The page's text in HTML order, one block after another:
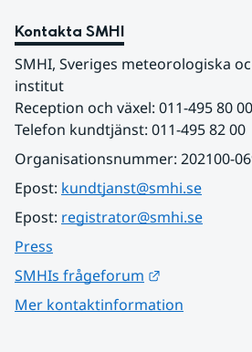
Kontakta SMHI
SMHI, Sveriges meteorologiska
institut
Reception och växel: 011-495 80 00
Telefon kundtjänst: 011-495 82 00
Organisationsnummer: 202100-
Epost: kundtjanst@smhi.se
Epost: registrator@smhi.se
Press
SMHIs frågeforum
Mer kontaktinformation